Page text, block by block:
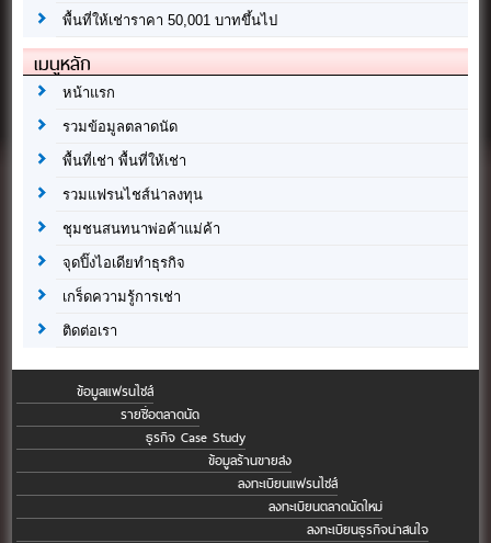
พื้นที่ให้เช่าราคา 50,001 บาทขึ้นไป
เมนูหลัก
หน้าแรก
รวมข้อมูลตลาดนัด
พื้นที่เช่า พื้นที่ให้เช่า
รวมแฟรนไชส์น่าลงทุน
ชุมชนสนทนาพ่อค้าแม่ค้า
จุดปิ๊งไอเดียทำธุรกิจ
เกร็ดความรู้การเช่า
ติดต่อเรา
ข้อมูลแฟรนไชส์
รายชื่อตลาดนัด
ธุรกิจ Case Study
ข้อมูลร้านขายส่ง
ลงทะเบียนแฟรนไชส์
ลงทะเบียนตลาดนัดใหม่
ลงทะเบียนธุรกิจน่าสนใจ